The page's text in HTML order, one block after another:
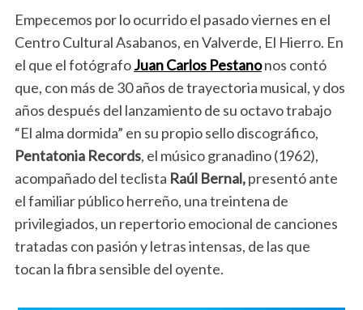
Empecemos por lo ocurrido el pasado viernes en el
Centro Cultural Asabanos, en Valverde, El Hierro. En
el que el fotógrafoJuan Carlos Pestanonos contó
que, con más de 30 años de trayectoria musical, y dos
años después del lanzamiento de su octavo trabajo
“El alma dormida” en su propio sello discográfico,
Pentatonia Records, el músico granadino (1962),
acompañado del teclista Raúl Bernal,presentó ante
el familiar público herreño, una treintena de
privilegiados, un repertorio emocional de canciones
tratadas con pasión y letras intensas, de las que
tocan la fibra sensible del oyente.